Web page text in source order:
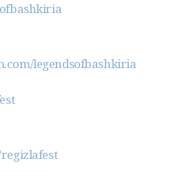
legendsofbashkiria